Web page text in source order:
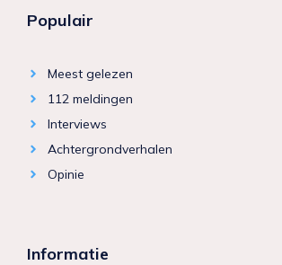
Populair
Meest gelezen
112 meldingen
Interviews
Achtergrondverhalen
Opinie
Informatie